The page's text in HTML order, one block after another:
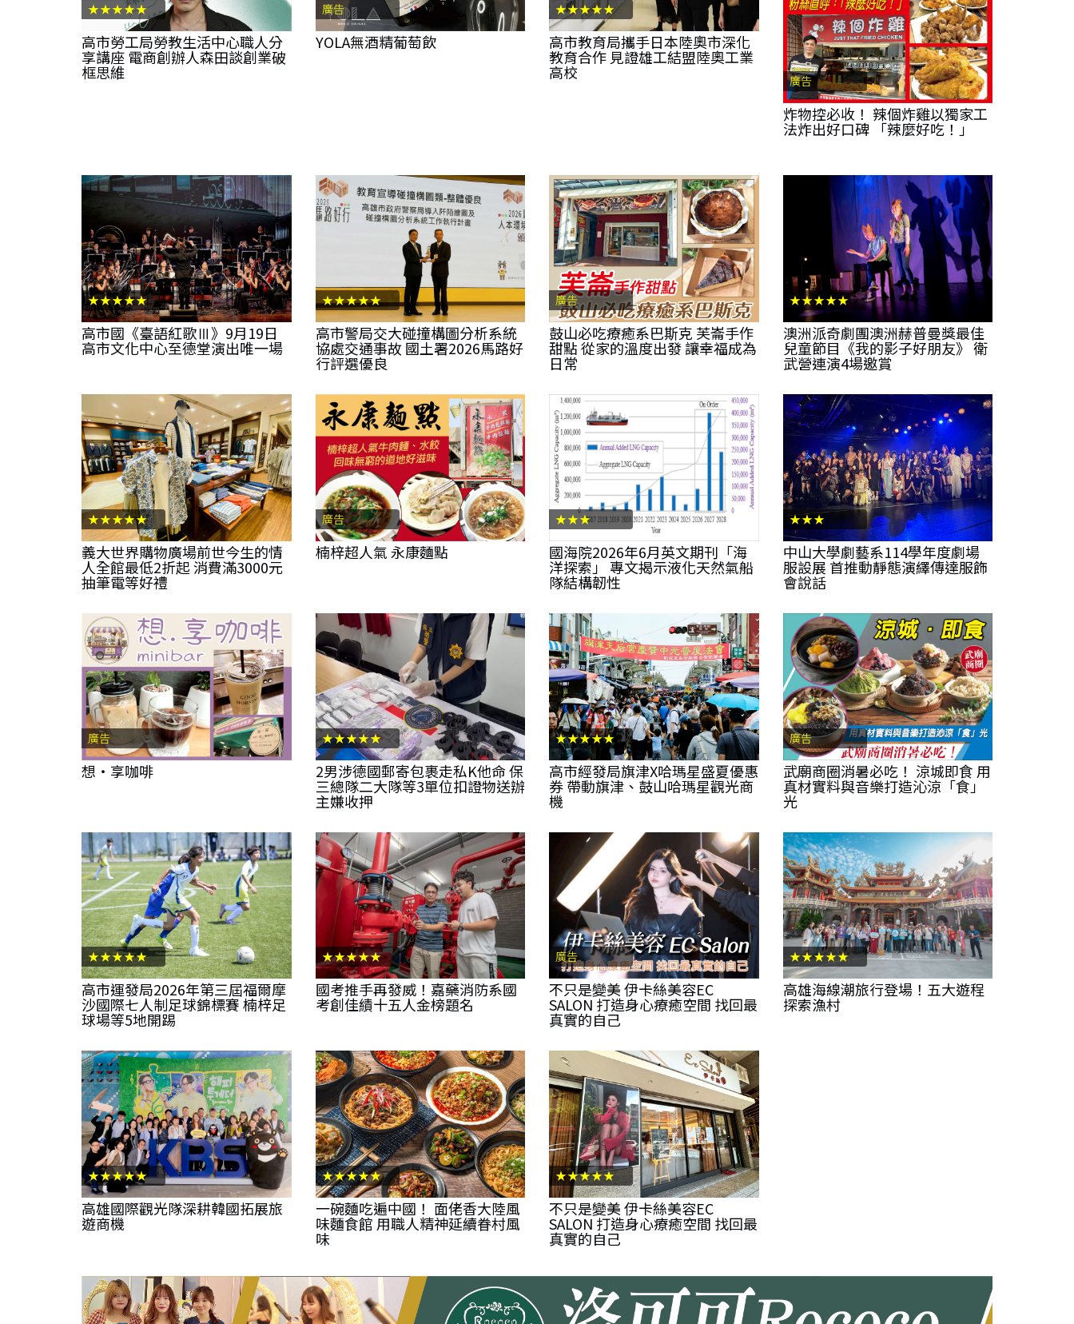
★★★★★
高市勞工局勞教生活中心職人分
享講座 電商創辦人森田談創業破
框思維
廣告
YOLA無酒精葡萄飲
★★★★★
高市教育局攜手日本陸奧市深化
教育合作 見證雄工結盟陸奧工業
高校 廣告
炸物控必收！ 辣個炸雞以獨家工
法炸出好口碑 「辣麼好吃！」
★★★★★
高市國《臺語紅歌Ⅲ》9月19日
高市文化中心至德堂演出唯一場
★★★★★
高市警局交大碰撞構圖分析系統
協處交通事故 國土署2026馬路好
行評選優良
廣告
鼓山必吃療癒系巴斯克 芙崙手作
甜點 從家的溫度出發 讓幸福成為
日常
★★★★★
澳洲派奇劇團澳洲赫普曼獎最佳
兒童節目《我的影子好朋友》 衛
武營連演4場邀賞
★★★★★
義大世界購物廣場前世今生的情
人全館最低2折起 消費滿3000元
抽筆電等好禮
廣告
楠梓超人氣 永康麵點
★★★
國海院2026年6月英文期刊「海
洋探索」 專文揭示液化天然氣船
隊結構韌性
★★★
中山大學劇藝系114學年度劇場
服設展 首推動靜態演繹傳達服飾
會說話
廣告
想‧享咖啡
★★★★★
2男涉德國郵寄包裹走私K他命 保
三總隊二大隊等3單位扣證物送辦
主嫌收押
★★★★★
高市經發局旗津X哈瑪星盛夏優惠
券 帶動旗津、鼓山哈瑪星觀光商
機
廣告
武廟商圈消暑必吃！ 涼城即食 用
真材實料與音樂打造沁涼「食」
光
★★★★★
高市運發局2026年第三屆福爾摩
沙國際七人制足球錦標賽 楠梓足
球場等5地開踢
★★★★★
國考推手再發威！嘉藥消防系國
考創佳績十五人金榜題名
廣告
不只是變美 伊卡絲美容EC
SALON 打造身心療癒空間 找回最
真實的自己
★★★★★
高雄海線潮旅行登場！五大遊程
探索漁村
★★★★★
高雄國際觀光隊深耕韓國拓展旅
遊商機
★★★★★
一碗麵吃遍中國！ 面佬香大陸風
味麵食館 用職人精神延續眷村風
味
★★★★★
不只是變美 伊卡絲美容EC
SALON 打造身心療癒空間 找回最
真實的自己